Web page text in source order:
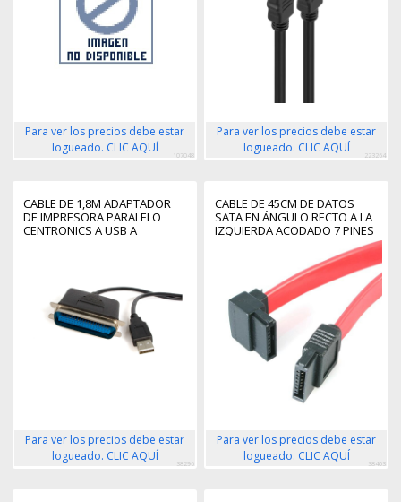
Para ver los precios debe estar
logueado. CLIC AQUÍ
107048
Para ver los precios debe estar
logueado. CLIC AQUÍ
223264
CABLE DE 1,8M ADAPTADOR
DE IMPRESORA PARALELO
CENTRONICS A USB A
Para ver los precios debe estar
logueado. CLIC AQUÍ
38296
CABLE DE 45CM DE DATOS
SATA EN ÁNGULO RECTO A LA
IZQUIERDA ACODADO 7 PINES
Para ver los precios debe estar
logueado. CLIC AQUÍ
38403